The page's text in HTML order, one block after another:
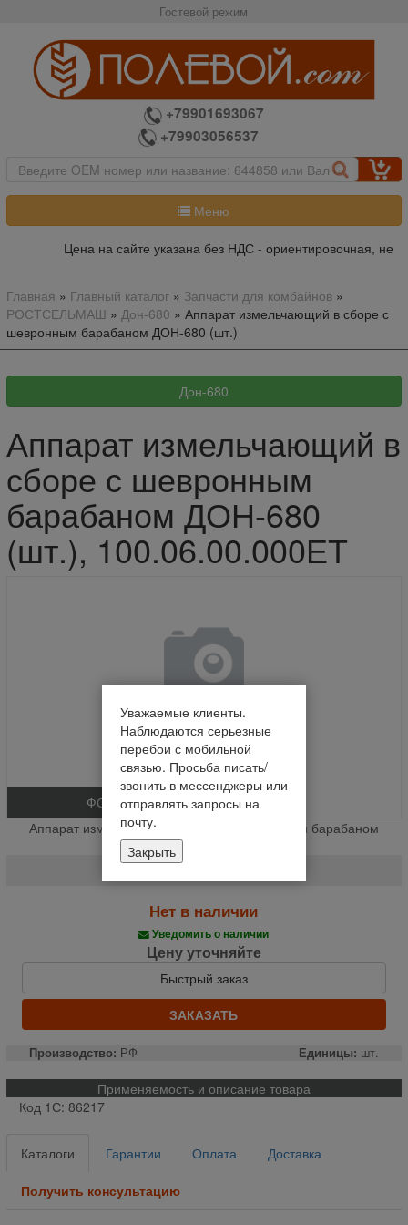
Гостевой режим
+79901693067
+79903056537
Меню
Цена на сайте указана без НДС - ориентировочная, не
Главная » Главный каталог» Запчасти для комбайнов»
РОСТСЕЛЬМАШ » Дон-680 » Аппарат измельчающий в сборе с
шевронным барабаном ДОН-680 (шт.)
Аппарат измельчающий в
сборе с шевронным
барабаном ДОН-680
(шт.), 100.06.00.000ЕТ
ФОТО
Аппарат измельчающий в сборе с шевронным барабаном
ДОН-680 (шт.)
Нет в наличии
Уведомить о наличии
Цену уточняйте
Быстрый заказ
ЗАКАЗАТЬ
Производство: РФ Единицы: шт.
Применяемость и описание товара
Код 1С: 86217
Каталоги Гарантии Оплата Доставка
Получить консультацию
Уважаемые клиенты.
Наблюдаются серьезные
перебои с мобильной
связью. Просьба писать/
звонить в мессенджеры или
отправлять запросы на
почту.
Закрыть